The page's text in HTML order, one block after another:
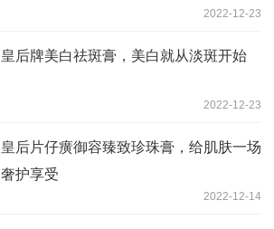
2022-12-23
皇后牌美白祛斑膏，美白就从淡斑开始
2022-12-23
皇后片仔癀御容臻致珍珠膏，给肌肤一场
奢护享受
2022-12-14